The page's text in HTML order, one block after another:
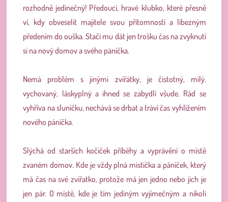
rozhodně jedinečný! Předoucí, hravé klubko, které přesně
ví, kdy obveselit majitele svou přítomností a líbezným
předením do ouška.Stačí mu dát jen trošku čas na zvyknutí
si na nový domov a svého páníčka.
Nemá problém s jinými zvířátky, je čistotný, milý,
vychovaný, láskyplný a ihned se zabydlí všude. Rád se
vyhříva na sluníčku, nechává se drbat a tráví čas vyhlížením
nového páníčka.
Slýchá od starších kočiček příběhy a vyprávění o místě
zvaném domov. Kde je vždy plná mistička a páníček, který
má čas na své zvířatko, protože má jen jedno nebo jich je
jen pár. O místě, kde je tím jediným vyjímečným a nikoli